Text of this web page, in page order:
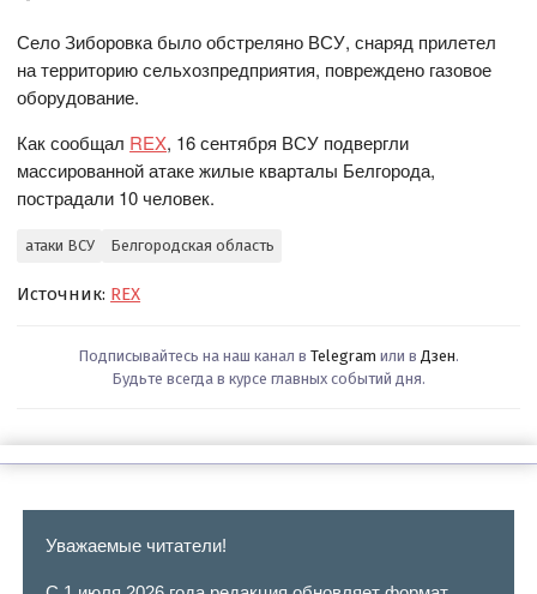
Село Зиборовка было обстреляно ВСУ, снаряд прилетел
на территорию сельхозпредприятия, повреждено газовое
оборудование.
Как сообщал REX, 16 сентября ВСУ подвергли
массированной атаке жилые кварталы Белгорода,
пострадали 10 человек.
атаки ВСУ Белгородская область
Источник: REX
Подписывайтесь на наш канал в Telegram или в Дзен.
Будьте всегда в курсе главных событий дня.
Уважаемые читатели!